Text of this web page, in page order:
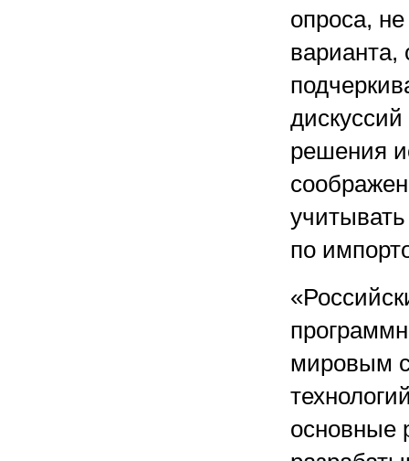
опроса,
варианта,
решения
по
мировым
основные